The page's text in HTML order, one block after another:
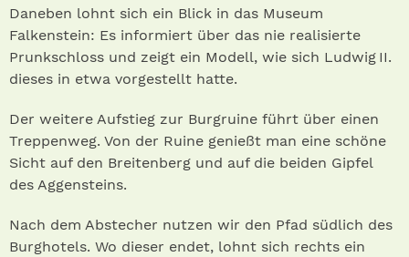
Daneben lohnt sich ein Blick in das Museum
Falkenstein: Es informiert über das nie realisierte
Prunkschloss und zeigt ein Modell, wie sich Ludwig II.
dieses in etwa vorgestellt hatte.
Der weitere Aufstieg zur Burgruine führt über einen
Treppenweg. Von der Ruine genießt man eine schöne
Sicht auf den Breitenberg und auf die beiden Gipfel
des Aggensteins.
Nach dem Abstecher nutzen wir den Pfad südlich des
Burghotels. Wo dieser endet, lohnt sich rechts ein